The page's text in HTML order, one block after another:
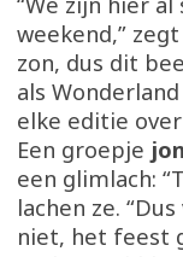
weekend,”
zon, dus dit
als
elke editie
Een groepje
een glimlach:
lachen ze.
niet, het feest